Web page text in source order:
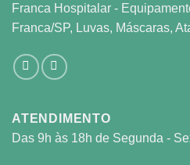
Franca Hospitalar -
Franca/SP, Luvas, Máscaras,
ATENDIMENTO
Das 9h às 18h de Segunda -